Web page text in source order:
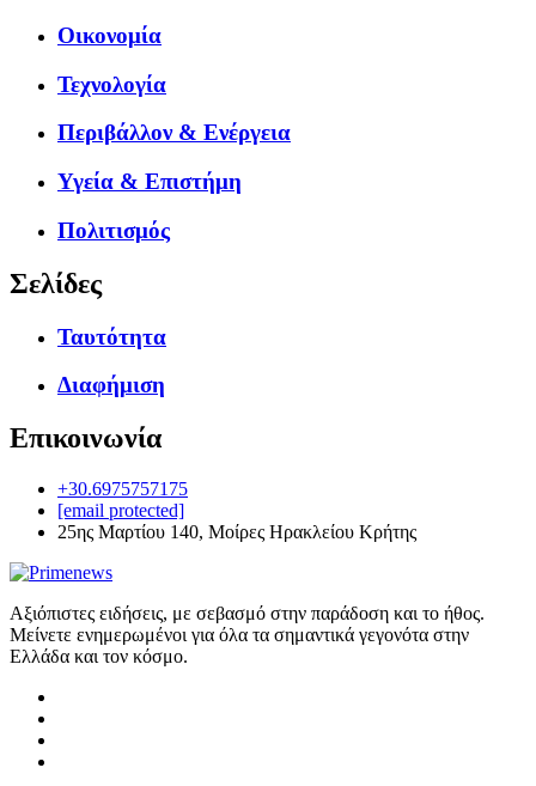
Οικονομία
Τεχνολογία
Περιβάλλον & Ενέργεια
Υγεία & Επιστήμη
Πολιτισμός
Σελίδες
Ταυτότητα
Διαφήμιση
Επικοινωνία
+30.6975757175
[email protected]
25ης Μαρτίου 140, Μοίρες Ηρακλείου Κρήτης
Αξιόπιστες ειδήσεις, με σεβασμό στην παράδοση και το ήθος.
Μείνετε ενημερωμένοι για όλα τα σημαντικά γεγονότα στην
Ελλάδα και τον κόσμο.